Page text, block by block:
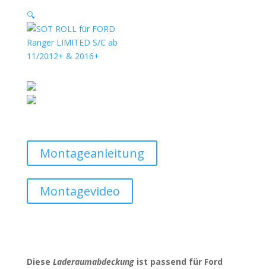
🔍
Montageanleitung
Montagevideo
Diese Laderaumabdeckung ist passend für Ford